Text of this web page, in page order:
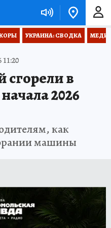
УКРАИНА: СВОДКА
сгорели в
2026
как
машины